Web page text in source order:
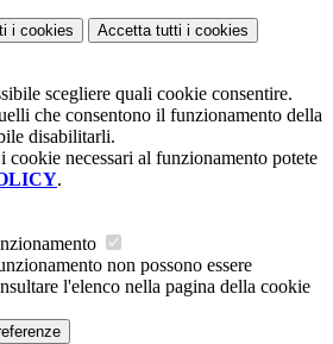
i cookies Accetta tutti i cookies
scegliere quali cookie consentire.
che consentono il funzionamento della
disabilitarli.
cookie necessari al funzionamento potete
.
non possono essere
l'elenco nella pagina della cookie